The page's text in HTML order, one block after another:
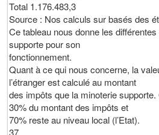
Total 1.176.483,3
Source : Nos calculs sur basés des
Ce tableau nous donne les
supporte pour son
fonctionnement.
Quant à ce qui nous concerne, la
l’étranger est calculé au montant
des impôts que la minoterie
30% du montant des impôts et
70% reste au niveau local (l’Etat).
37